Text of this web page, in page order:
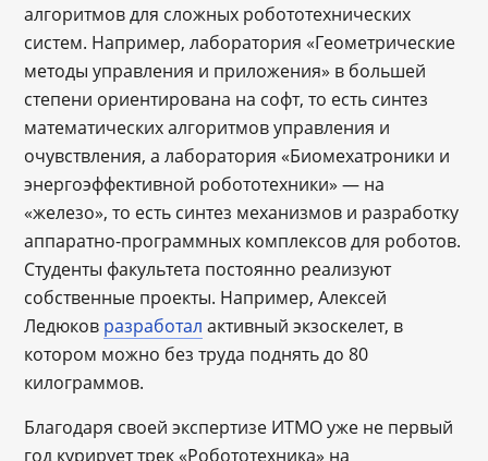
алгоритмов для сложных робототехнических
систем. Например, лаборатория «Геометрические
методы управления и приложения» в большей
степени ориентирована на софт, то есть синтез
математических алгоритмов управления и
очувствления, а лаборатория «Биомехатроники и
энергоэффективной робототехники» ― на
«железо», то есть синтез механизмов и разработку
аппаратно-программных комплексов для роботов.
Студенты факультета постоянно реализуют
собственные проекты. Например, Алексей
Ледюков разработал активный экзоскелет, в
котором можно без труда поднять до 80
килограммов.
Благодаря своей экспертизе ИТМО уже не первый
год курирует трек «Робототехника» на